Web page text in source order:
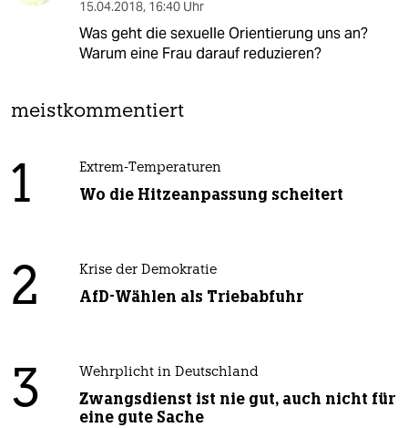
15.04.2018, 16:40 Uhr
Was geht die sexuelle Orientierung uns an?
Warum eine Frau darauf reduzieren?
meistkommentiert
1 Extrem-Temperaturen
Wo die Hitzeanpassung scheitert
2 Krise der Demokratie
AfD-Wählen als Triebabfuhr
3 Wehrplicht in Deutschland
Zwangsdienst ist nie gut, auch nicht für
eine gute Sache